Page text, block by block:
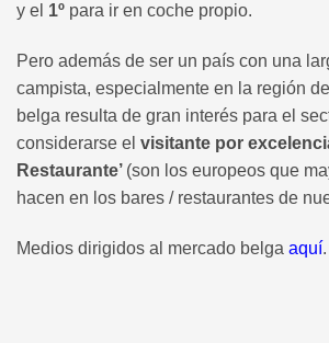
y el 1º para ir en coche propio.
Pero además de ser un país con una
campista, especialmente en la región
belga resulta de gran interés para el
considerarse el visitante por
Restaurante’ (son los europeos que
hacen en los bares / restaurantes de
Medios dirigidos al mercado belga aquí.